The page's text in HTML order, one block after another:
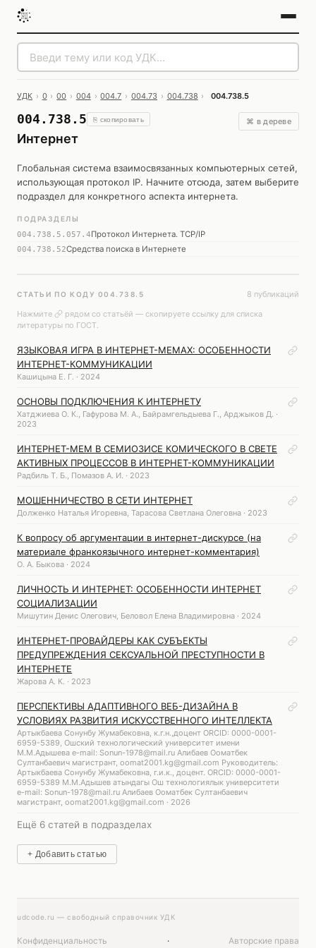
УДК › 0 › 00 › 004 › 004.7 › 004.73 › 004.738 › 004.738.5
004.738.5 ⎘ скопировать
Интернет
⌘ в дереве
Глобальная система взаимосвязанных компьютерных сетей,
использующая протокол IP. Начните отсюда, затем выберите
подраздел для конкретного аспекта интернета.
ПОДРАЗДЕЛЫ
004.738.5.057.4Протокол Интернета. TCP/IP
004.738.52Средства поиска в Интернете
СТАТЬИ ПО КОДУ 004.738.5
8 публикаций
Нажмите
рядом со статьёй — скопируете ссылку для списка
литературы по ГОСТ.
ЯЗЫКОВАЯ ИГРА В ИНТЕРНЕТ-МЕМАХ: ОСОБЕННОСТИ
ИНТЕРНЕТ-КОММУНИКАЦИИ
Кашицына Е. Г. · 2024
ОСНОВЫ ПОДКЛЮЧЕНИЯ К ИНТЕРНЕТУ
Хатджиева О. К., Гафурова М. А., Байрамгельдыева Г., Арджыков Д. ·
2023
ИНТЕРНЕТ-МЕМ В СЕМИОЗИСЕ КОМИЧЕСКОГО В СВЕТЕ
АКТИВНЫХ ПРОЦЕССОВ В ИНТЕРНЕТ-КОММУНИКАЦИИ
Радбиль Т. Б., Помазов А. И. · 2023
МОШЕННИЧЕСТВО В СЕТИ ИНТЕРНЕТ
Долженко Наталья Игоревна, Тарасова Светлана Олеговна · 2023
К вопросу об аргументации в интернет-дискурсе (на
материале франкоязычного интернет-комментария)
О. А. Быкова · 2024
ЛИЧНОСТЬ И ИНТЕРНЕТ: ОСОБЕННОСТИ ИНТЕРНЕТ
СОЦИАЛИЗАЦИИ
Мишутин Денис Олегович, Беловол Елена Владимировна · 2024
ИНТЕРНЕТ-ПРОВАЙДЕРЫ КАК СУБЪЕКТЫ
ПРЕДУПРЕЖДЕНИЯ СЕКСУАЛЬНОЙ ПРЕСТУПНОСТИ В
ИНТЕРНЕТЕ
Жарова А. К. · 2023
ПЕРСПЕКТИВЫ АДАПТИВНОГО ВЕБ-ДИЗАЙНА В
УСЛОВИЯХ РАЗВИТИЯ ИСКУССТВЕННОГО ИНТЕЛЛЕКТА
Артыкбаева Сонунбу Жумабековна, к.г.н.,доцент ORCID: 0000-0001-
6959-5389, Ошский технологический университет имени
М.М.Адышева e-mail: Sonun-1978@mail.ru Алибаев Ооматбек
Султанбаевич магистрант, oomat2001.kg@gmail.com Руководитель:
Артыкбаева Сонунбу Жумабековна, г.и.к., доцент. ORCID: 0000-0001-
6959-5389 М.М.Адышев атындагы Ош технологиялык университети
e-mail: Sonun-1978@mail.ru Алибаев Ооматбек Султанбаевич
магистрант, oomat2001.kg@gmail.com · 2026
Ещё 6 статей в подразделах
+ Добавить статью
udcode.ru — свободный справочник УДК
Конфиденциальность · Авторские права